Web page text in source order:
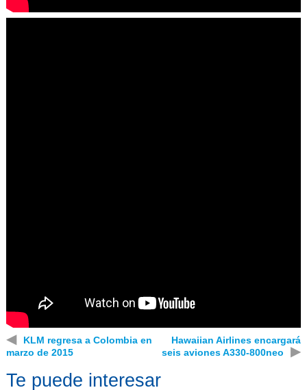
◀
KLM regresa a Colombia en
marzo de 2015
Hawaiian Airlines encargará
seis aviones A330-800neo
▶
Te puede interesar